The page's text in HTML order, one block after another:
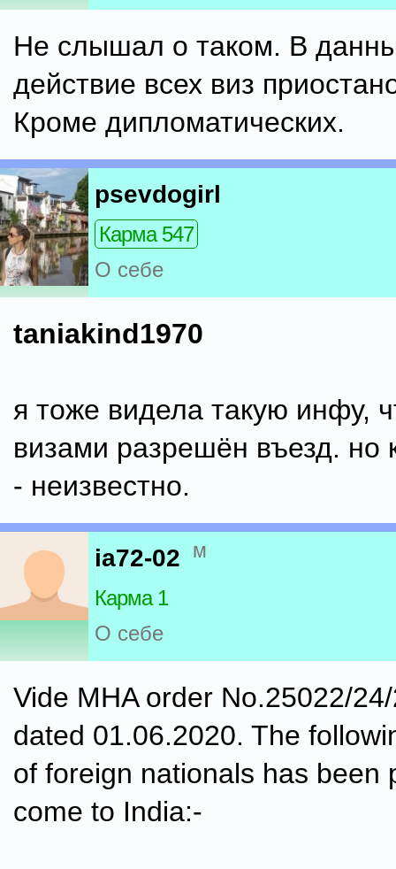
Не слышал о таком. В
действие всех виз
Кроме дипломатических.
psevdogirl
Карма 547
О себе
taniakind1970
я тоже видела такую инфу,
визами разрешён въезд. но
- неизвестно.
ia72-02 м
Карма 1
О себе
Vide MHA order No.25022/
dated 01.06.2020. The
of foreign nationals has been
come to India:-